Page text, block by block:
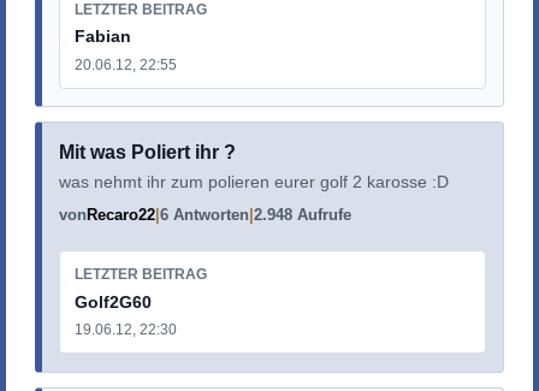
LETZTER BEITRAG
Fabian
20.06.12, 22:55
Mit was Poliert ihr ?
was nehmt ihr zum polieren eurer golf 2 karosse :D
von Recaro22 6 Antworten 2.948 Aufrufe
LETZTER BEITRAG
Golf2G60
19.06.12, 22:30